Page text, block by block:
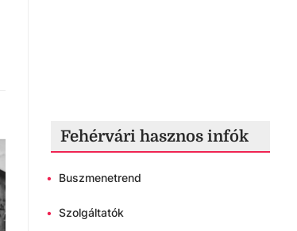
Fehérvári hasznos infók
• Buszmenetrend
• Szolgáltatók